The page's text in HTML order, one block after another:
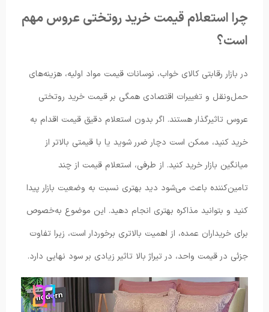
چرا استعلام قیمت خرید روتختی عروس مهم
است؟
در بازار رقابتی کالای خواب، نوسانات قیمت مواد اولیه، هزینه‌های
حمل‌ونقل و تغییرات اقتصادی همگی بر قیمت خرید روتختی
عروس تاثیرگذار هستند. اگر بدون استعلام دقیق قیمت اقدام به
خرید کنید، ممکن است دچار ضرر شوید یا با قیمتی بالاتر از
میانگین بازار خرید کنید. از طرفی، استعلام قیمت از چند
تامین‌کننده باعث می‌شود دید بهتری نسبت به وضعیت بازار پیدا
کنید و بتوانید مذاکره بهتری انجام دهید. این موضوع به‌خصوص
برای خریداران عمده، از اهمیت بالاتری برخوردار است، زیرا تفاوت
جزئی در قیمت واحد، در تیراژ بالا تاثیر زیادی بر سود نهایی دارد.